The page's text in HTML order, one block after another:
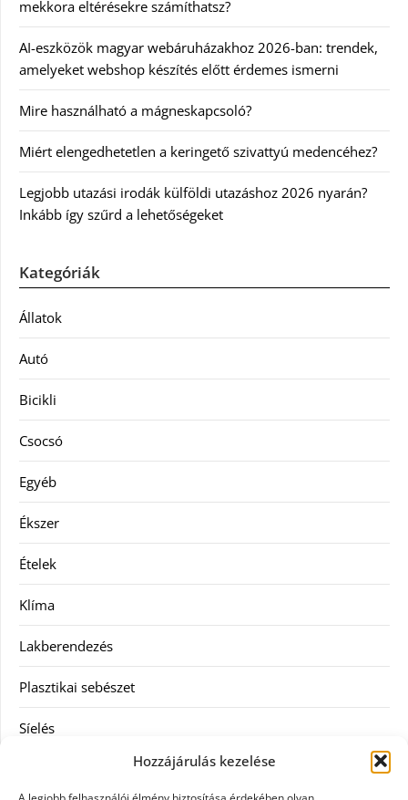
Hozzájárulás kezelése
mekkora eltérésekre számíthatsz?
AI-eszközök magyar webáruházakhoz 2026-ban: trendek,
amelyeket webshop készítés előtt érdemes ismerni
Mire használható a mágneskapcsoló?
Miért elengedhetetlen a keringető szivattyú medencéhez?
Legjobb utazási irodák külföldi utazáshoz 2026 nyarán?
Inkább így szűrd a lehetőségeket
Kategóriák
Állatok
Autó
Bicikli
Csocsó
Egyéb
Ékszer
Ételek
Klíma
Lakberendezés
Plasztikai sebészet
Síelés